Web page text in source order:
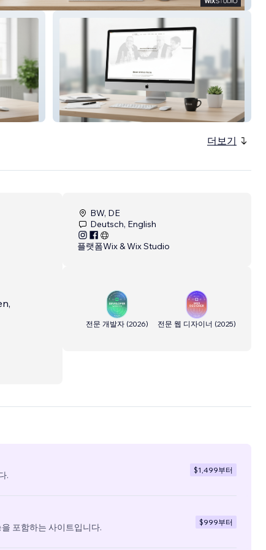
Gahm Projektentw.
더보기
BW, DE
Deutsch, English
플랫폼Wix & Wix Studio
전문 개발자 (2026) 전문 웹 디자이너 (2025)
.
$1,499부터
포함하는 사이트입니다.
$999부터